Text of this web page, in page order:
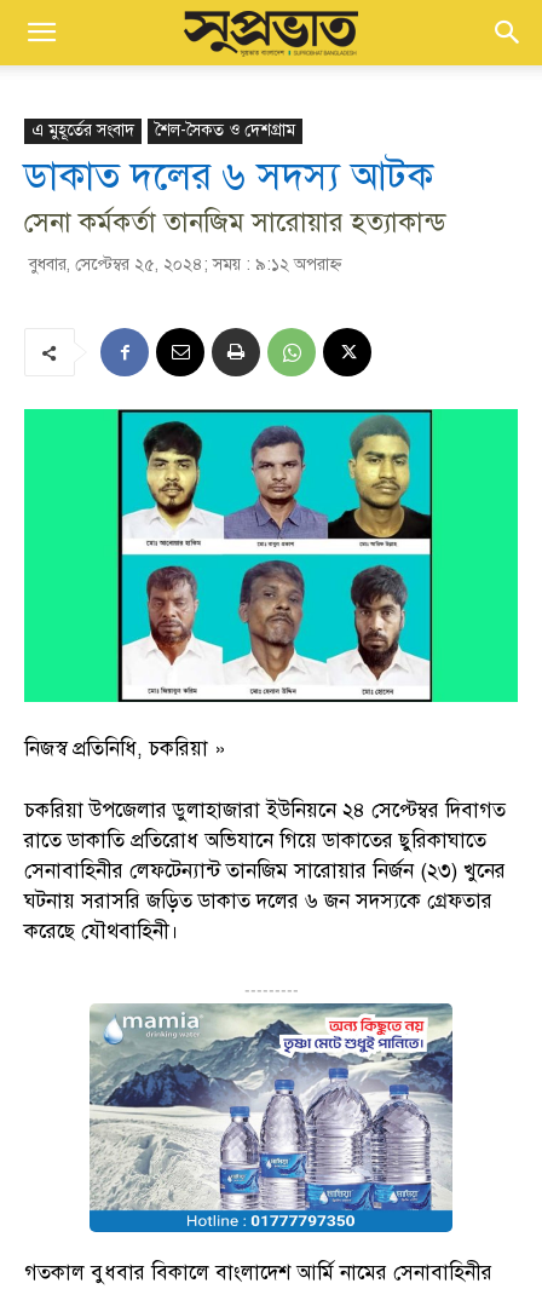
এ মুহূর্তের সংবাদ শৈল-সৈকত ও দেশগ্রাম
ডাকাত দলের ৬ সদস্য আটক
সেনা কর্মকর্তা তানজিম সারোয়ার হত্যাকান্ড
বুধবার, সেপ্টেম্বর ২৫, ২০২৪; সময় : ৯:১২ অপরাহ্ণ
নিজস্ব প্রতিনিধি, চকরিয়া »
চকরিয়া উপজেলার ডুলাহাজারা ইউনিয়নে ২৪ সেপ্টেম্বর দিবাগত
রাতে ডাকাতি প্রতিরোধ অভিযানে গিয়ে ডাকাতের ছুরিকাঘাতে
সেনাবাহিনীর লেফটেন্যান্ট তানজিম সারোয়ার নির্জন (২৩) খুনের
ঘটনায় সরাসরি জড়িত ডাকাত দলের ৬ জন সদস্যকে গ্রেফতার
করেছে যৌথবাহিনী।
---------
গতকাল বুধবার বিকালে বাংলাদেশ আর্মি নামের সেনাবাহিনীর